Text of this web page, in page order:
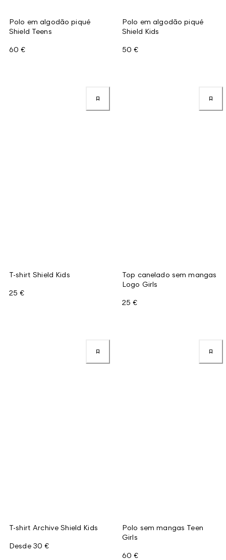
Polo em algodão piqué
Shield Teens
60 €
Polo em algodão piqué
Shield Kids
50 €
T-shirt Shield Kids
25 €
Top canelado sem mangas
Logo Girls
25 €
T-shirt Archive Shield Kids
Desde 30 €
Polo sem mangas Teen
Girls
60 €